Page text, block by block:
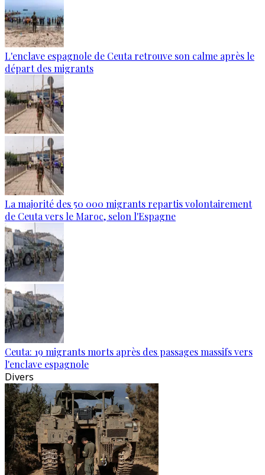
L'enclave espagnole de Ceuta retrouve son calme après le
départ des migrants
La majorité des 50 000 migrants repartis volontairement
de Ceuta vers le Maroc, selon l'Espagne
Ceuta: 19 migrants morts après des passages massifs vers
l'enclave espagnole
Divers